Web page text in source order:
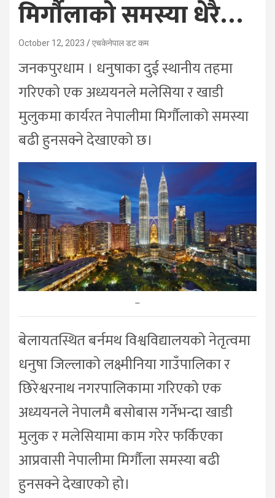
मिर्गौलाको समस्या धेरै…
October 12, 2023 एचकेनेपाल डट कम
जनकपुरधाम । धनुषाका दुई स्थानीय तहमा
गरिएको एक अध्ययनले मलेसिया र खाडी
मुलुकमा कार्यरत नेपालीमा मिर्गौलाको समस्या
बढी हुनसक्ने देखाएको छ।
–
बेलायतस्थित बर्नमथ विश्वविद्यालयको नेतृत्वमा
धनुषा जिल्लाको लक्ष्मीनिया गाउँपालिका र
छिरेश्वरनाथ नगरपालिकामा गरिएको एक
अध्ययनले नेपालमै बसोबास गर्नेभन्दा खाडी
मुलुक र मलेसियामा काम गरेर फर्किएका
आप्रवासी नेपालीमा मिर्गौला समस्या बढी
हुनसक्ने देखाएको हो।